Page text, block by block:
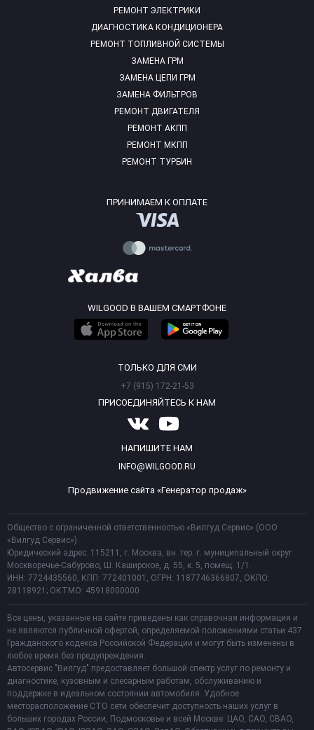
РЕМОНТ ЭЛЕКТРИКИ
ДИАГНОСТИКА КОНДИЦИОНЕРА
РЕМОНТ ТОПЛИВНОЙ СИСТЕМЫ
ЗАМЕНА ГРМ
ЗАМЕНА ЦЕПИ ГРМ
ЗАМЕНА ФИЛЬТРОВ
РЕМОНТ ДВИГАТЕЛЯ
РЕМОНТ АКПП
РЕМОНТ МКПП
РЕМОНТ ТУРБИН
ПРИНИМАЕМ К ОПЛАТЕ
WILGOOD В ВАШЕМ СМАРТФОНЕ
ТОЛЬКО ДЛЯ СМИ
+7 (915) 172-21-53
ПРИСОЕДИНЯЙТЕСЬ К НАМ
НАПИШИТЕ НАМ
INFO@WILGOOD.RU
Продвижение сайта «Генератор продаж»
Общество с ограниченной ответственностью «Вилгуд Сервис» (ООО
«Вилгуд Сервис»)
Юридический адрес: 115211, г. Москва, вн. тер. г. муниципальный округ
Москворечье-Сабурово, Ш. Каширское, д. 55, к. 5, помещ. 1/1.
ИНН: 7724435560, КПП: 772401001, ОГРН: 1187746366807, ОКПО:
28118921; ОКТМО: 45918000000
Все цены, указанные на сайте приведены как справочная информация и
не являются публичной офертой, определяемой положениями статьи 437
Гражданского кодекса Российской Федерации и могут быть изменены в
любое время без предупреждения.
Автосервис "Вилгуд" предоставляет большой спектр услуг по ремонту и
диагностике, кузовным и слесарным работам, обслуживанию и
поддержке в идеальном состоянии автомобиля. Удобное
месторасположение СТО сети обеспечит доступность наших услуг в
больших городах России, Подмосковье и всей Москве: ЦАО, САО, СВАО,